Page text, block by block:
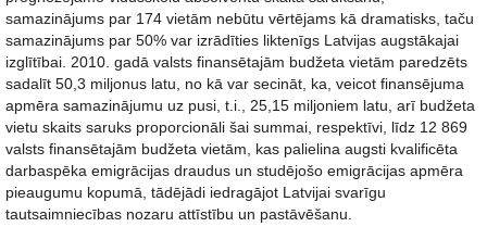
samazinājums par 174 vietām nebūtu vērtējams kā dramatisks, taču
samazinājums par 50% var izrādīties liktenīgs Latvijas augstākajai
izglītībai. 2010. gadā valsts finansētajām budžeta vietām paredzēts
sadalīt 50,3 miljonus latu, no kā var secināt, ka, veicot finansējuma
apmēra samazinājumu uz pusi, t.i., 25,15 miljoniem latu, arī budžeta
vietu skaits saruks proporcionāli šai summai, respektīvi, līdz 12 869
valsts finansētajām budžeta vietām, kas palielina augsti kvalificēta
darbaspēka emigrācijas draudus un studējošo emigrācijas apmēra
pieaugumu kopumā, tādējādi iedragājot Latvijai svarīgu
tautsaimniecības nozaru attīstību un pastāvēšanu.